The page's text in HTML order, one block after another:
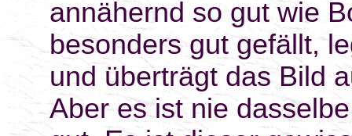
annähernd so gut wie
besonders gut gefällt,
und überträgt das Bild
Aber es ist nie